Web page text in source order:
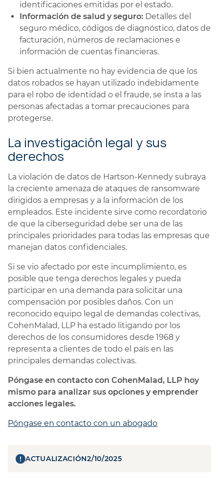
identificaciones emitidas por el estado.
Información de salud y seguro: Detalles del
seguro médico, códigos de diagnóstico, datos de
facturación, números de reclamaciones e
información de cuentas financieras.
Si bien actualmente no hay evidencia de que los
datos robados se hayan utilizado indebidamente
para el robo de identidad o el fraude, se insta a las
personas afectadas a tomar precauciones para
protegerse.
La investigación legal y sus
derechos
La violación de datos de Hartson-Kennedy subraya
la creciente amenaza de ataques de ransomware
dirigidos a empresas y a la información de los
empleados. Este incidente sirve como recordatorio
de que la ciberseguridad debe ser una de las
principales prioridades para todas las empresas que
manejan datos confidenciales.
Si se vio afectado por este incumplimiento, es
posible que tenga derechos legales y pueda
participar en una demanda para solicitar una
compensación por posibles daños. Con un
reconocido equipo legal de demandas colectivas,
CohenMalad, LLP ha estado litigando por los
derechos de los consumidores desde 1968 y
representa a clientes de todo el país en las
principales demandas colectivas.
Póngase en contacto con CohenMalad, LLP hoy
mismo para analizar sus opciones y emprender
acciones legales.
Póngase en contacto con un abogado
ACTUALIZACIÓN2/10/2025